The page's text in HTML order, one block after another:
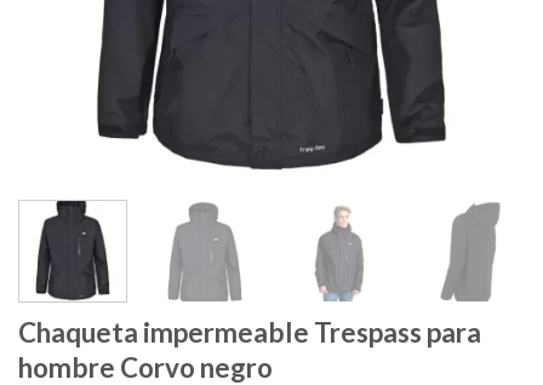
Chaqueta impermeable Trespass para
hombre Corvo negro